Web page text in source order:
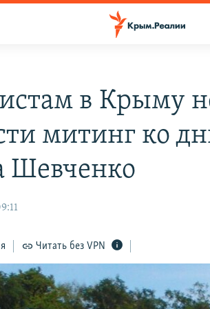
в Крыму
митинг ко
Шевченко
Читать без VPN